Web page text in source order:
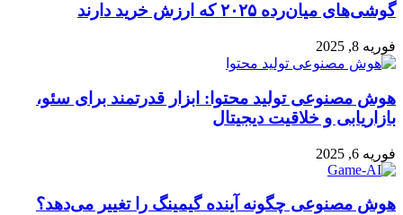
گوشی‌های میان‌رده ۲۰۲۵ که ارزش خرید دارند
فوریه 8, 2025
هوش مصنوعی تولید محتوا: ابزار قدرتمند برای سئو،
بازاریابی و خلاقیت دیجیتال
فوریه 6, 2025
هوش مصنوعی چگونه آینده گیمینگ را تغییر می‌دهد؟